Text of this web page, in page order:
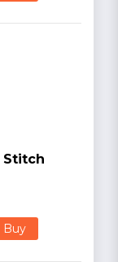
Stitch
Buy